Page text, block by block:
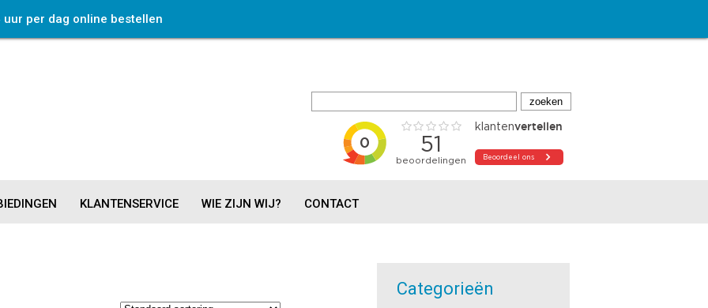
uur per dag online bestellen
KLANTENSERVICE WIE ZIJN WIJ? CONTACT
Categorieën